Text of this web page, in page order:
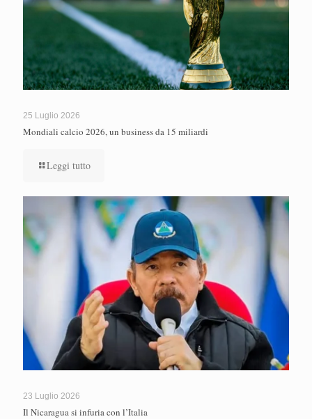
25 Luglio 2026
Mondiali calcio 2026, un business da 15 miliardi
Leggi tutto
23 Luglio 2026
Il Nicaragua si infuria con l’Italia